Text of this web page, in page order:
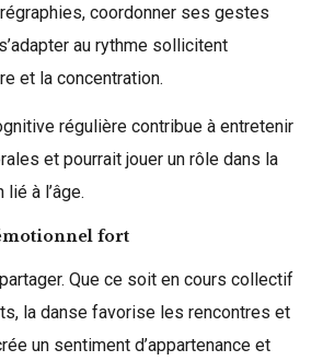
coordonner ses gestes
au rythme sollicitent
et la concentration.
régulière contribue à entretenir
et pourrait jouer un rôle dans la
à l’âge.
fort
Que ce soit en cours collectif
la danse favorise les rencontres et
un sentiment d’appartenance et